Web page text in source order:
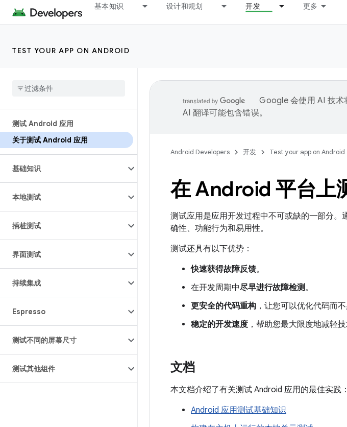
基本知识 设计和规划 开发 更多
TEST YOUR APP ON ANDROID
测试 Android 应用
关于测试 Android 应用
基础知识
本地测试
插桩测试
界面测试
持续集成
Espresso
测试不同的屏幕尺寸
测试其他组件
Google 会使用 AI 技术
AI 翻译可能包含错误。
Android Developers 开发 Test your app on Android
在 Android 平台上
测试应用是应用开发过程中不可或缺的一部分
确性、功能行为和易用性。
测试还具有以下优势：
快速获得故障反馈。
在开发周期中尽早进行故障检测。
更安全的代码重构 ，让您可以优化代码而不
稳定的开发速度 ，帮助您最大限度地减轻技
文档
本文档介绍了有关测试 Android 应用的最佳实践：
Android 应用测试基础知识